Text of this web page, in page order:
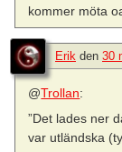
kommer möta
Erik den 30
@Trollan:
”Det lades ner
var utländska